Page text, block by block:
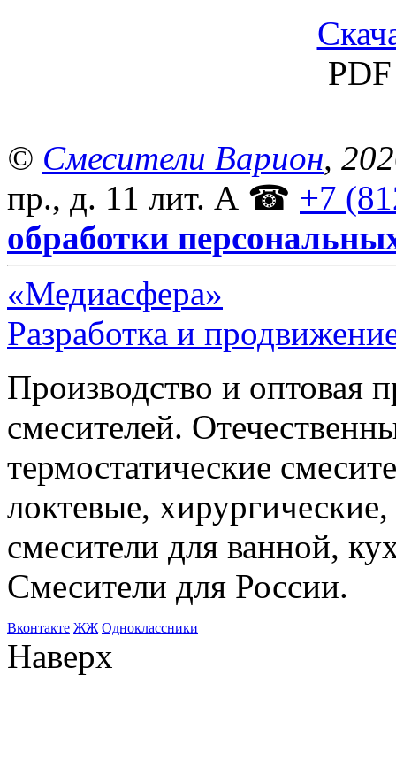
© Смесители Варион,
пр., д. 11 лит. А ☎ +7
обработки
«Медиасфера»
Разработка и
Производство и оптовая
смесителей.
термостатические
локтевые,
смесители для ванной,
Смесители для России.
Bконтакте ЖЖ Одноклассники
Наверх